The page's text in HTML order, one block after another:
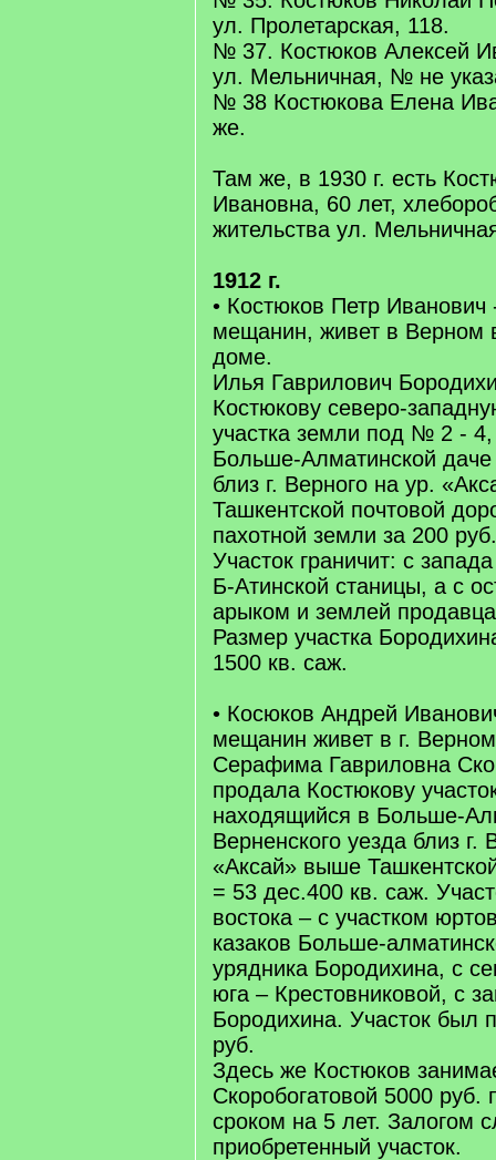
ул. Пролетарская, 118.
№ 37. Костюков Алексей
ул. Мельничная, № не
№ 38 Костюкова Елена
же.
Там же, в 1930 г. есть
Ивановна, 60 лет,
жительства ул.
1912 г.
• Костюков Петр Иванович
мещанин, живет в Верном
доме.
Илья Гаврилович
Костюкову северо-
участка земли под № 2 -
Больше-Алматинской даче
близ г. Верного на ур.
Ташкентской почтовой
пахотной земли за 200 руб.
Участок граничит: с
Б-Атинской станицы, а с
арыком и землей
Размер участка
1500 кв. саж.
• Косюков Андрей
мещанин живет в г.
Серафима Гавриловна
продала Костюкову
находящийся в Больше-
Верненского уезда близ г.
«Аксай» выше
= 53 дес.400 кв. саж.
востока – с участком
казаков Больше-
урядника Бородихина, с
юга – Крестовниковой, с
Бородихина. Участок был
руб.
Здесь же Костюков
Скоробогатовой 5000 руб.
сроком на 5 лет. Залогом
приобретенный участок.